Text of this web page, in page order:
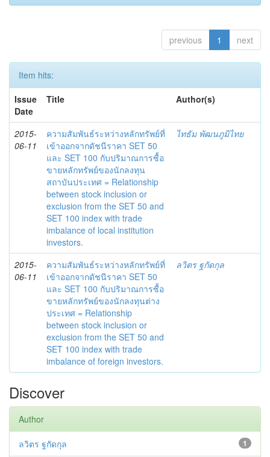
previous 1 next
Item hits:
Issue
Date
Title Author(s)
2015-
06-11
ความสัมพันธ์ระหว่างหลักทรัพย์ที่
เข้าออกจากดัชนีราคา SET 50
และ SET 100 กับปริมาณการซื้อ
ขายหลักทรัพย์ของนักลงทุน
สถาบันประเทศ = Relationship
between stock inclusion or
exclusion from the SET 50 and
SET 100 index with trade
imbalance of local institution
investors.
ไทธัม พัฒนภูมิไทย
2015-
06-11
ความสัมพันธ์ระหว่างหลักทรัพย์ที่
เข้าออกจากดัชนีราคา SET 50
และ SET 100 กับปริมาณการซื้อ
ขายหลักทรัพย์ของนักลงทุนต่าง
ประเทศ = Relationship
between stock inclusion or
exclusion from the SET 50 and
SET 100 index with trade
imbalance of foreign investors.
ลวิตร ฐกัดกุล
Discover
Author
1
ลวิตร ฐกัดกุล